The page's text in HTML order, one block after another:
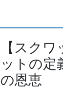
【スク
ットの定
の恩恵